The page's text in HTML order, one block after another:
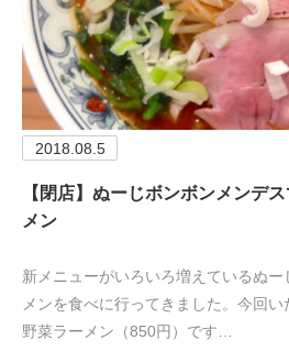
2018.08.5
【閉店】ぬーじボンボンメンデ
メン
新メニューがいろいろ増えているぬ
メンを食べに行ってきました。今回
野菜ラーメン（850円）です…